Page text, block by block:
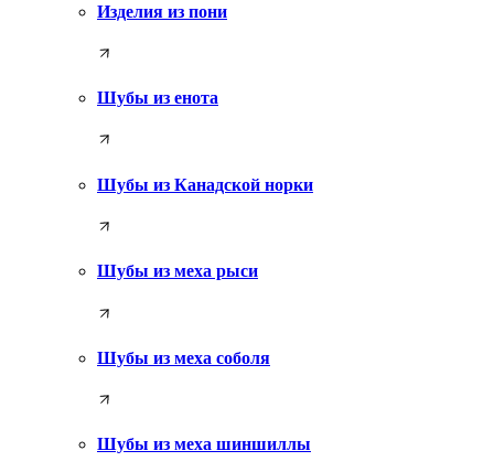
Изделия из пони
Шубы из енота
Шубы из Канадской норки
Шубы из меха рыси
Шубы из меха соболя
Шубы из меха шиншиллы